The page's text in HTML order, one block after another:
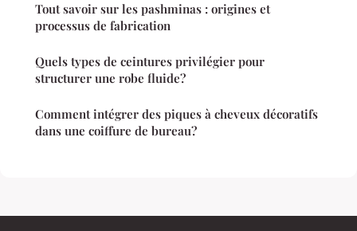
Tout savoir sur les pashminas : origines et
processus de fabrication
Quels types de ceintures privilégier pour
structurer une robe fluide?
Comment intégrer des piques à cheveux décoratifs
dans une coiffure de bureau?